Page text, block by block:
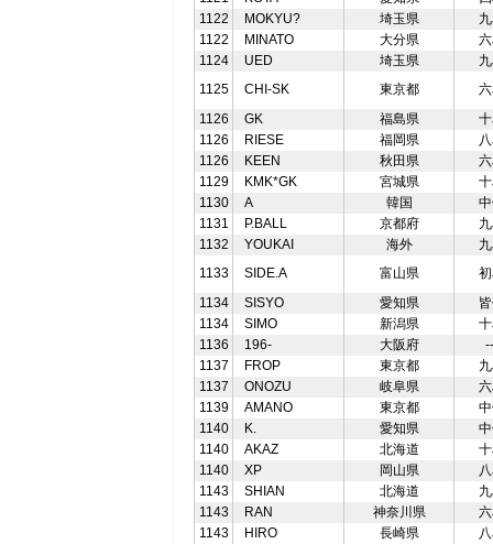
1122
MOKYU? 埼玉県
1122
MINATO 大分県
1124
UED 埼玉県
1125
CHI-SK 東京都
1126
GK 福島県
1126
RIESE 福岡県
1126
KEEN 秋田県
1129
KMK*GK 宮城県
1130
A 韓国
1131
P.BALL 京都府
1132
YOUKAI 海外
1133
SIDE.A 富山県
1134
SISYO 愛知県
1134
SIMO 新潟県
1136
196- 大阪府
1137
FROP 東京都
1137
ONOZU 岐阜県
1139
AMANO 東京都
1140
K. 愛知県
1140
AKAZ 北海道
1140
XP 岡山県
1143
SHIAN 北海道
1143
RAN 神奈川県
1143
HIRO 長崎県